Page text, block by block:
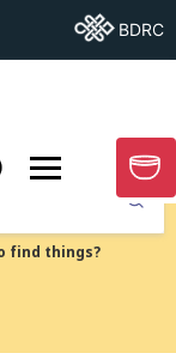
Go ToBDRC
GO
Submit
find things?